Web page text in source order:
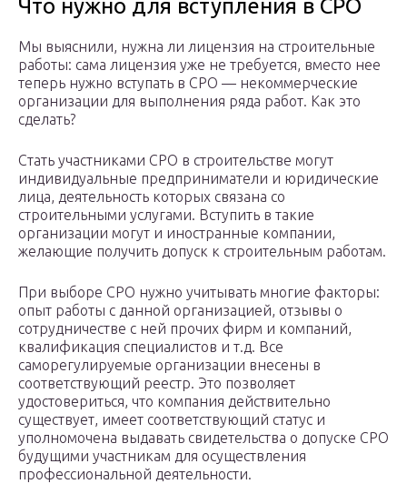
Что нужно для вступления в СРО
Мы выяснили, нужна ли лицензия на строительные
работы: сама лицензия уже не требуется, вместо нее
теперь нужно вступать в СРО — некоммерческие
организации для выполнения ряда работ. Как это
сделать?
Стать участниками СРО в строительстве могут
индивидуальные предприниматели и юридические
лица, деятельность которых связана со
строительными услугами. Вступить в такие
организации могут и иностранные компании,
желающие получить допуск к строительным работам.
При выборе СРО нужно учитывать многие факторы:
опыт работы с данной организацией, отзывы о
сотрудничестве с ней прочих фирм и компаний,
квалификация специалистов и т.д. Все
саморегулируемые организации внесены в
соответствующий реестр. Это позволяет
удостовериться, что компания действительно
существует, имеет соответствующий статус и
уполномочена выдавать свидетельства о допуске СРО
будущими участникам для осуществления
профессиональной деятельности.